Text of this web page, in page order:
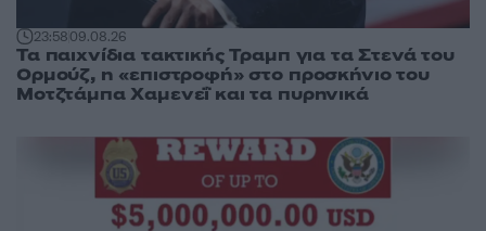
23:5809.08.26
Τα παιχνίδια τακτικής Τραμπ για τα Στενά του
Ορμούζ, η «επιστροφή» στο προσκήνιο του
Μοτζτάμπα Χαμενεΐ και τα πυρηνικά